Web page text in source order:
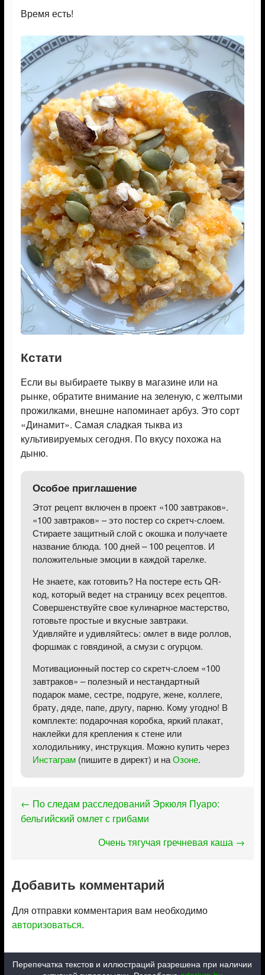
Время есть!
Кстати
Если вы выбираете тыкву в магазине или на
рынке, обратите внимание на зеленую, с желтыми
прожилками, внешне напоминает арбуз. Это сорт
«Динамит». Самая сладкая тыква из
культивируемых сегодня. По вкусу похожа на
дыню.
Особое приглашение
Этот рецепт включен в проект «100 завтраков».
«100 завтраков» – это постер со скретч-слоем.
Стираете защитный слой с окошка и получаете
название блюда. 100 дней – 100 рецептов. И
положительные эмоции в каждой тарелке.
Не знаете, как готовить? На постере есть QR-
код, который ведет на страницу всех рецептов.
Совершенствуйте свое кулинарное мастерство,
готовьте простые и вкусные завтраки.
Удивляйте и удивляйтесь: омлет в виде роллов,
форшмак с говядиной, а смузи с огурцом.
Мотивационный постер со скретч-слоем «100
завтраков» – полезный и нестандартный
подарок маме, сестре, подруге, жене, коллеге,
брату, дяде, папе, другу, парню. Кому угодно! В
комплекте: подарочная коробка, яркий плакат,
наклейки для крепления к стене или
холодильнику, инструкция. Можно купить через
Инстаграм(пишите в директ) и наОзоне.
← По следам расследований Эркюля Пуаро:
бельгийский омлет с грибами
Очень тягучая гречневая каша →
Добавить комментарий
Для отправки комментария вам необходимо
авторизоваться.
Перепечатка текстов и иллюстраций разрешена при наличии